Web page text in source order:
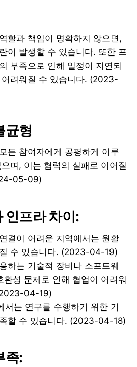
할과 책임이 명확하지 않으면,
이 발생할 수 있습니다. 또한 프
부족으로 인해 일정이 지연되
려워질 수 있습니다. (2023-
균형
든 참여자에게 공평하게 이루
며, 이는 협력의 실패로 이어질
05-09)
인프라 차이:
결이 어려운 지역에서는 원활
수 있습니다. (2023-04-19)
하는 기술적 장비나 소프트웨
환성 문제로 인해 협업이 어려워
04-19)
서는 연구를 수행하기 위한 기
할 수 있습니다. (2023-04-18)
족: